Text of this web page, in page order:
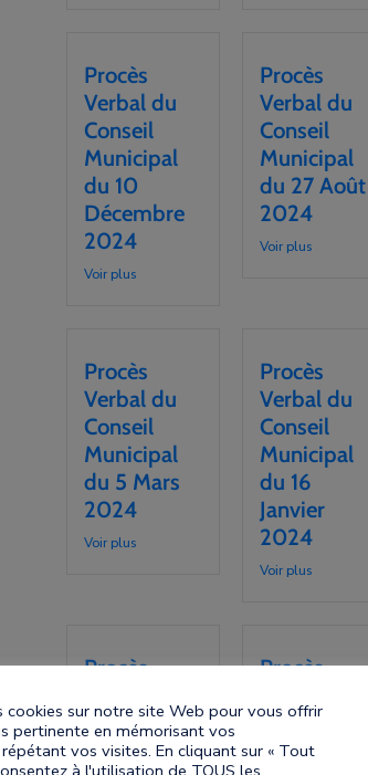
Procès
Verbal du
Conseil
Municipal
du 10
Décembre
2024
Voir plus
Procès
Verbal du
Conseil
Municipal
du 27 Août
2024
Voir plus
Procès
Verbal du
Conseil
Municipal
du 5 Mars
2024
Voir plus
Procès
Verbal du
Conseil
Municipal
du 16
Janvier
2024
Voir plus
Procès
Conseil
Municipal
Procès
Conseil
Municipal
cookies sur notre site Web pour vous offrir
pertinente en mémorisant vos
vos visites. En cliquant sur « Tout
à l'utilisation de TOUS les